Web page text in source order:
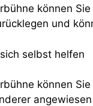
können
und
selbst helfen
können